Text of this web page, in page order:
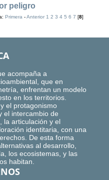
peligro
Primera -Anterior 1 2 3 4 5 6 7 [8]
acompaña a
que en
enfrentan un modelo
en los territorios.
el protagonismo
el intercambio de
la articulación y el
identitaria, con una
De esta forma
al desarrollo,
los ecosistemas, y las
habitan.